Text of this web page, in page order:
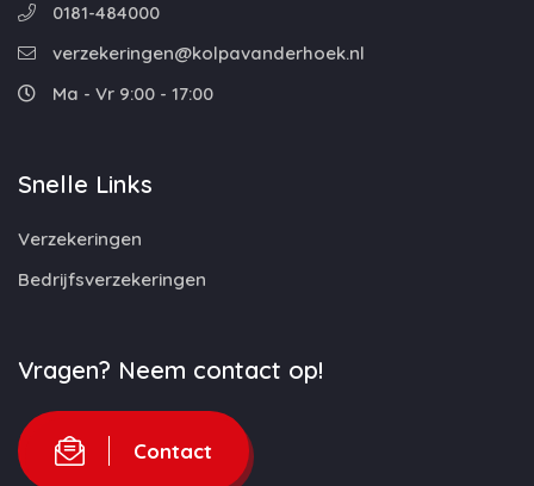
0181-484000
verzekeringen@kolpavanderhoek.nl
Ma - Vr 9:00 - 17:00
Snelle Links
Verzekeringen
Bedrijfsverzekeringen
Vragen? Neem contact op!
Contact